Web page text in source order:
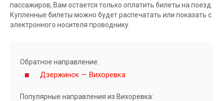
пассажиров, Вам остается только оплатить билеты на поезд.
Купленные билеты можно будет распечатать или показать с
электронного носителя проводнику.
Обратное направление:
Дзержинск — Вихоревка
Популярные направления из Вихоревка: